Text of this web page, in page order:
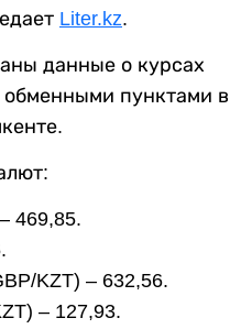
Liter.kz.
данные о курсах
пунктами в
469,85.
KZT) – 632,56.
– 127,93.